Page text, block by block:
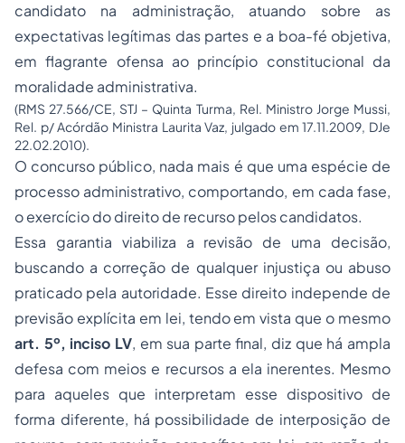
candidato na administração, atuando sobre as
expectativas legítimas das partes e a boa-fé objetiva,
em flagrante ofensa ao princípio constitucional da
moralidade administrativa.
(RMS 27.566/CE, STJ – Quinta Turma, Rel. Ministro Jorge Mussi,
Rel. p/ Acórdão Ministra Laurita Vaz, julgado em 17.11.2009, DJe
22.02.2010).
O concurso público, nada mais é que uma espécie de
processo administrativo, comportando, em cada fase,
o exercício do direito de recurso pelos candidatos.
Essa garantia viabiliza a revisão de uma decisão,
buscando a correção de qualquer injustiça ou abuso
praticado pela autoridade. Esse direito independe de
previsão explícita em lei, tendo em vista que o mesmo
art. 5º, inciso LV, em sua parte final, diz que há ampla
defesa com meios e recursos a ela inerentes. Mesmo
para aqueles que interpretam esse dispositivo de
forma diferente, há possibilidade de interposição de